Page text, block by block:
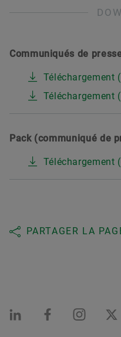
Communiqués de
Téléchargement
Téléchargement
Pack (communiqué de
Téléchargement
PARTAGER LA